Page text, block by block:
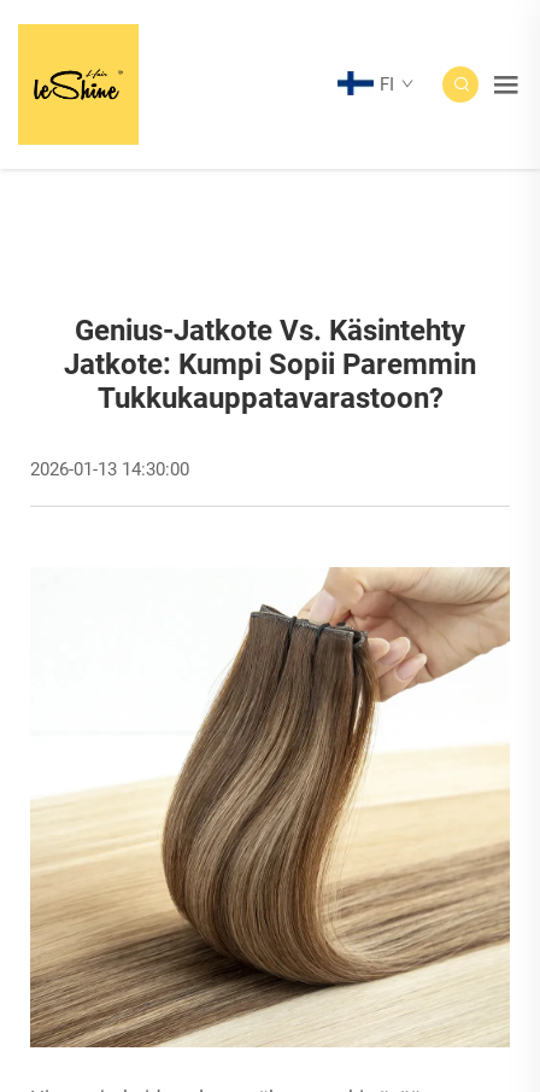
FI
Genius-Jatkote Vs. Käsintehty
Jatkote: Kumpi Sopii Paremmin
Tukkukauppatavarastoon?
2026-01-13 14:30:00